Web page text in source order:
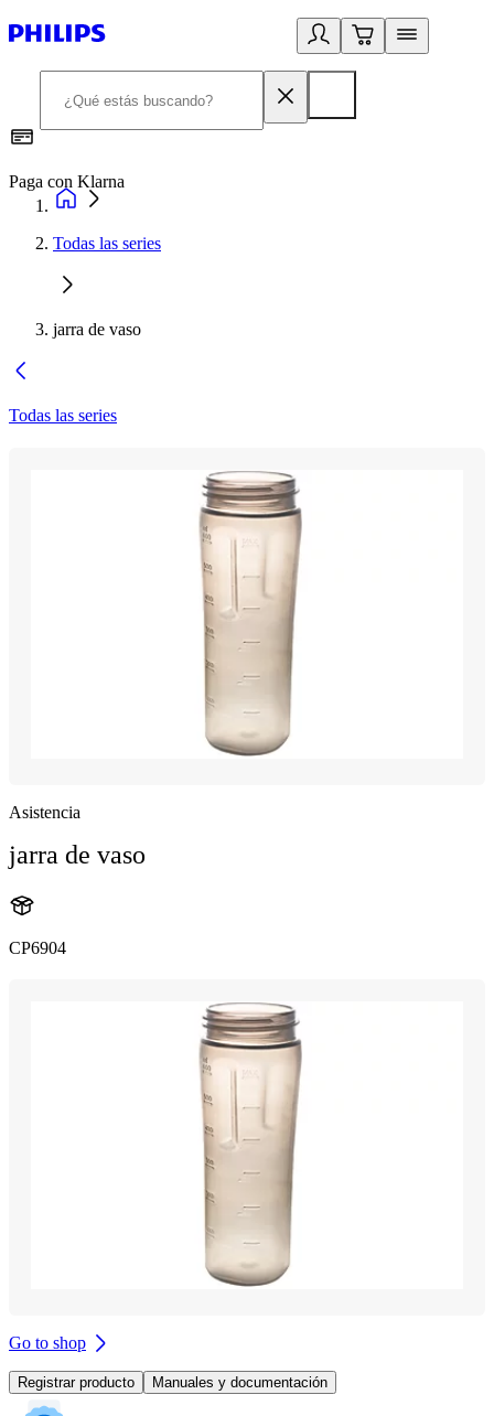
Paga con Klarna
Todas las series
jarra de vaso
Todas las series
Asistencia
jarra de vaso
CP6904
Go to shop
Registrar producto Manuales y documentación